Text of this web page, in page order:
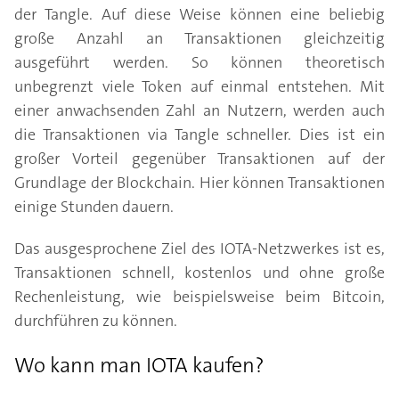
der Tangle. Auf diese Weise können eine beliebig
große Anzahl an Transaktionen gleichzeitig
ausgeführt werden. So können theoretisch
unbegrenzt viele Token auf einmal entstehen. Mit
einer anwachsenden Zahl an Nutzern, werden auch
die Transaktionen via Tangle schneller. Dies ist ein
großer Vorteil gegenüber Transaktionen auf der
Grundlage der Blockchain. Hier können Transaktionen
einige Stunden dauern.
Das ausgesprochene Ziel des IOTA-Netzwerkes ist es,
Transaktionen schnell, kostenlos und ohne große
Rechenleistung, wie beispielsweise beim Bitcoin,
durchführen zu können.
Wo kann man IOTA kaufen?